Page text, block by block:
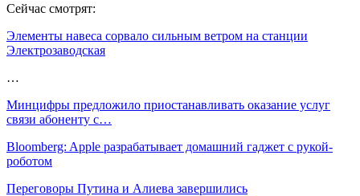
Сейчас смотрят:
Элементы навеса сорвало сильным ветром на станции
Электрозаводская
…
Минцифры предложило приостанавливать оказание услуг
связи абоненту с…
Bloomberg: Apple разрабатывает домашний гаджет с рукой-
роботом
Переговоры Путина и Алиева завершились